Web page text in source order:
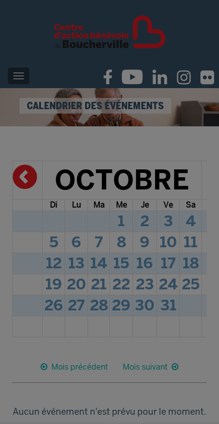
CALENDRIER DES ÉVÉNEMENTS
OCTOBRE
Di Lu Ma Me Je Ve Sa
1 2 3
4
5
6 7 8 9 10 11
12 13 14 15 16 17 18
19 20 21 22 23 24 25
26 27 28 29 30 31
Mois précédent Mois suivant
Aucun événement n'est prévu pour le moment.